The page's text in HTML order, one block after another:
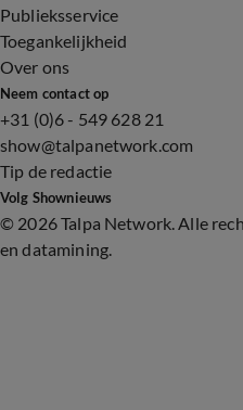
Publieksservice
Toegankelijkheid
Over ons
Neem contact op
+31 (0)6 - 549 628 21
show@talpanetwork.com
Tip de redactie
Volg Shownieuws
© 2026 Talpa Network. Alle
en datamining.